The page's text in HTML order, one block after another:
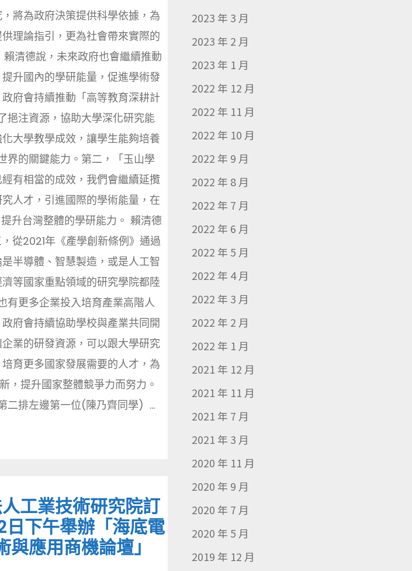
將為政府決策提供科學依據，為
理論指引，更為社會帶來實際的
賴清德說，未來政府也會繼續推動
升國內的學研能量，促進學術發
府會持續推動「高等教育深耕計
挹注資源，協助大學深化研究能
大學教學成效，讓學生能夠培養
界的關鍵能力。第二，「玉山學
有相當的成效，我們會繼續延攬
人才，引進國際的學術能量，在
升台灣整體的學研能力。 賴清德
從2021年《產學創新條例》通過
半導體、智慧製造，或是人工智
等國家重點領域的研究學院都陸
有更多企業投入培育產業高階人
府會持續協助學校與產業共同開
業的研發資源，可以跟大學研究
育更多國家發展需要的人才，為
，提升國家整體競爭力而努力。
二排左邊第一位(陳乃齊同學) ...
工業技術研究院訂
日下午舉辦「海底電
與應用商機論壇」
2023 年 3 月
2023 年 2 月
2023 年 1 月
2022 年 12 月
2022 年 11 月
2022 年 10 月
2022 年 9 月
2022 年 8 月
2022 年 7 月
2022 年 6 月
2022 年 5 月
2022 年 4 月
2022 年 3 月
2022 年 2 月
2022 年 1 月
2021 年 12 月
2021 年 11 月
2021 年 7 月
2021 年 3 月
2020 年 11 月
2020 年 9 月
2020 年 7 月
2020 年 5 月
2019 年 12 月